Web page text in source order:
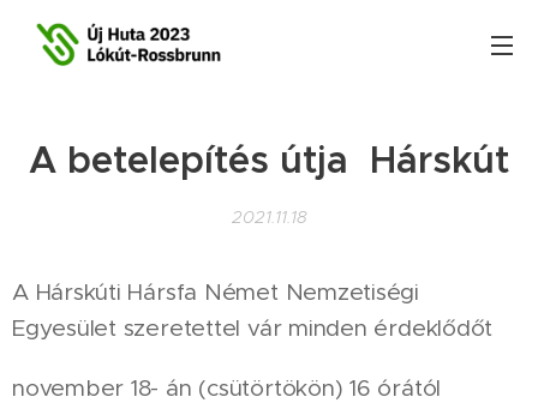
A betelepítés útja Hárskút
2021.11.18
A Hárskúti Hársfa Német Nemzetiségi
Egyesület szeretettel vár minden érdeklődőt
november 18- án (csütörtökön) 16 órától